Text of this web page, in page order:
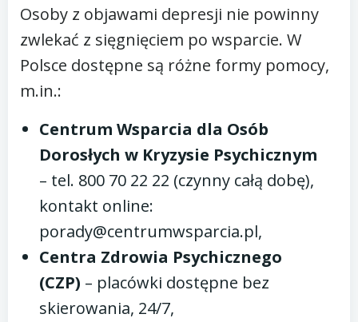
Osoby z objawami depresji nie powinny
zwlekać z sięgnięciem po wsparcie. W
Polsce dostępne są różne formy pomocy,
m.in.:
Centrum Wsparcia dla Osób
Dorosłych w Kryzysie Psychicznym
– tel. 800 70 22 22 (czynny całą dobę),
kontakt online:
porady@centrumwsparcia.pl,
Centra Zdrowia Psychicznego
(CZP) – placówki dostępne bez
skierowania, 24/7,